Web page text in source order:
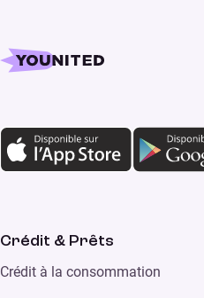
Crédit & Prêts
Crédit à la consommation